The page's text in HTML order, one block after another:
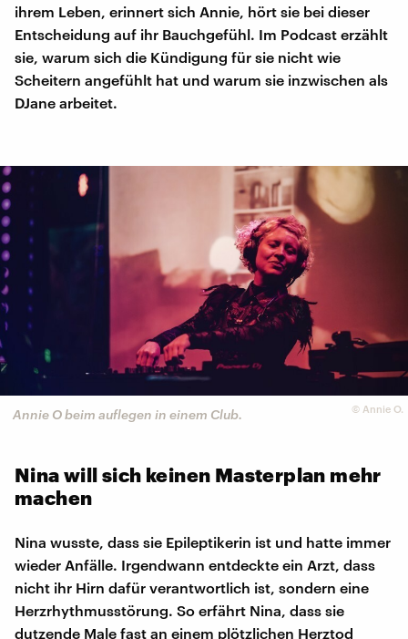
ihrem Leben, erinnert sich Annie, hört sie bei dieser
Entscheidung auf ihr Bauchgefühl. Im Podcast erzählt
sie, warum sich die Kündigung für sie nicht wie
Scheitern angefühlt hat und warum sie inzwischen als
DJane arbeitet.
© Annie O.
Annie O beim auflegen in einem Club.
Nina will sich keinen Masterplan mehr
machen
Nina wusste, dass sie Epileptikerin ist und hatte immer
wieder Anfälle. Irgendwann entdeckte ein Arzt, dass
nicht ihr Hirn dafür verantwortlich ist, sondern eine
Herzrhythmusstörung. So erfährt Nina, dass sie
dutzende Male fast an einem plötzlichen Herztod